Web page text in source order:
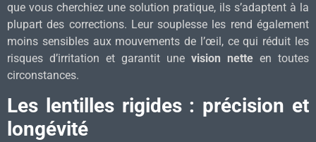
que vous cherchiez une solution pratique, ils s’adaptent à la
plupart des corrections. Leur souplesse les rend également
moins sensibles aux mouvements de l’œil, ce qui réduit les
risques d’irritation et garantit une vision nette en toutes
circonstances.
Les lentilles rigides : précision et
longévité